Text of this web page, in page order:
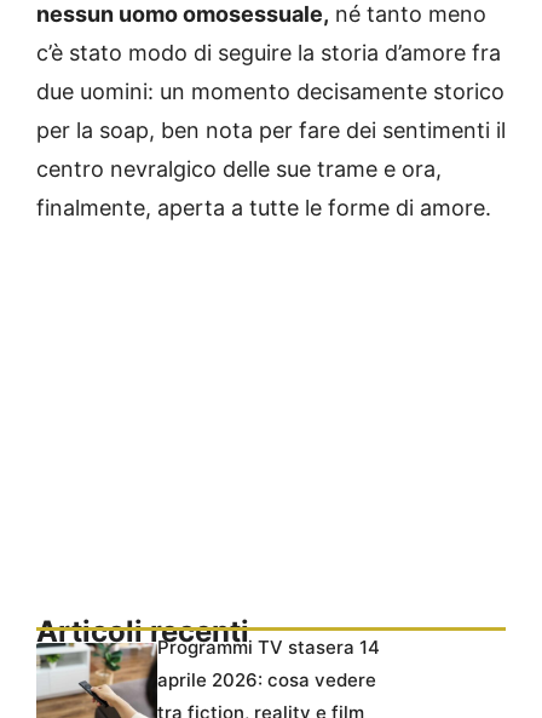
nessun uomo omosessuale, né tanto meno
c’è stato modo di seguire la storia d’amore fra
due uomini: un momento decisamente storico
per la soap, ben nota per fare dei sentimenti il
centro nevralgico delle sue trame e ora,
finalmente, aperta a tutte le forme di amore.
Articoli recentiProgrammi TV stasera 14
aprile 2026: cosa vedere
tra fiction, reality e film